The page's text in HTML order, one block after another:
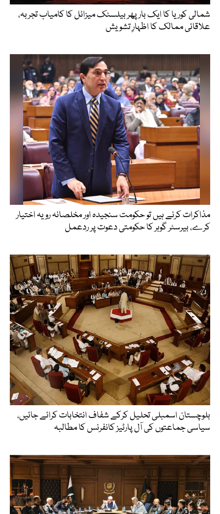
شمالی کوریا کا ایک بار پھر بیلسٹک میزائل کا کامیاب تجربہ،
علاقائی ممالک کا اظہارِ تشویش
مذاکرات کرنے ہیں تو حکومت سنجیدہ اور مخلصانہ رویہ اختیار
کرے، بیرسٹر گوہر کا حکومتی دعوت پر ردعمل
بلوچستان اسمبلی تحلیل کرکے شفاف انتخابات کرائے جائیں،
سیاسی جماعتوں کی آل پارٹیز کانفرنس کا مطالبہ